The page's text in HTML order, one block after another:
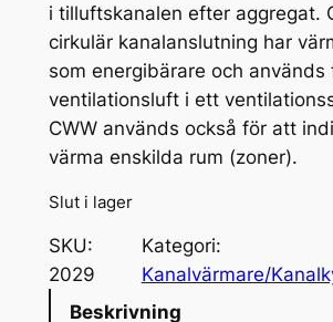
i tilluftskanalen efter aggregat.
cirkulär kanalanslutning har
som energibärare och används
ventilationsluft i ett
CWW används också för att
värma enskilda rum (zoner).
Slut i lager
SKU:
2029
Kategori:
Kanalvärmare/
Beskrivning